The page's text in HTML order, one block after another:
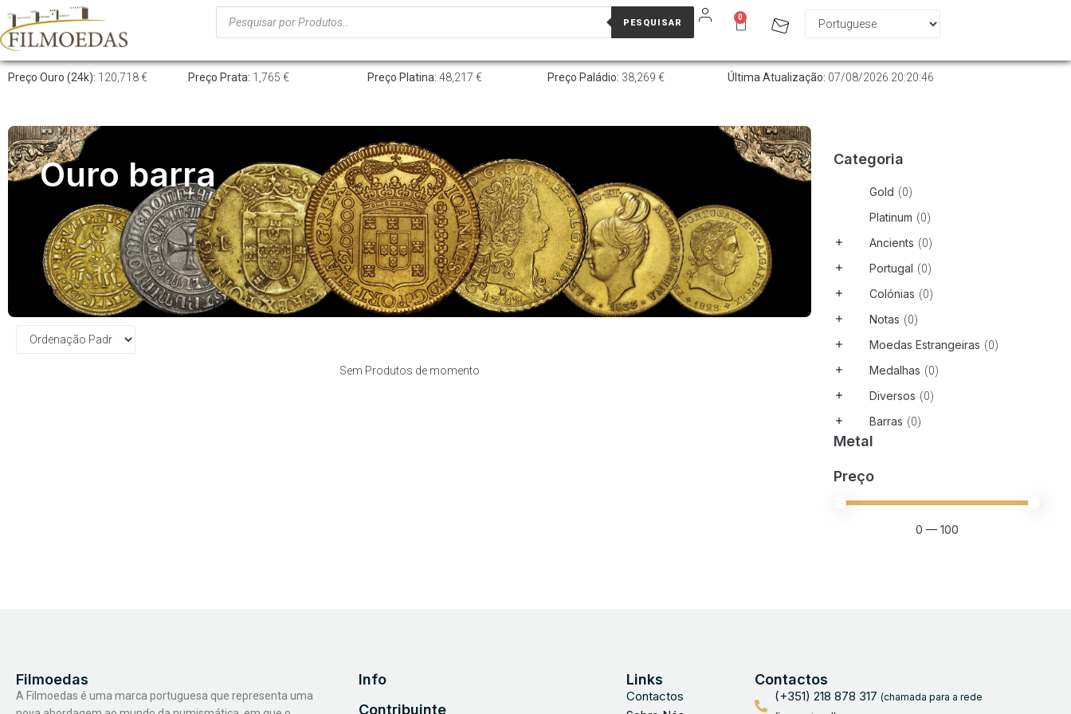
PESQUISAR 0
Preço Ouro (24k): 120,718 € Preço Prata: 1,765 € Preço Platina: 48,217 € Preço Paládio: 38,269 € Última Atualização: 07/08/2026 20:20:46
Ouro barra
Sem Produtos de momento
Categoria
Gold (0)
Platinum (0)
Ancients (0)
Portugal (0)
Colónias (0)
Notas (0)
Moedas Estrangeiras (0)
Medalhas (0)
Diversos (0)
Barras (0)
Metal
Preço
0 —100
Filmoedas
A Filmoedas é uma marca portuguesa que representa uma
Info
Contribuinte
Links
Contactos
Contactos
(+351) 218 878 317(chamada para a rede